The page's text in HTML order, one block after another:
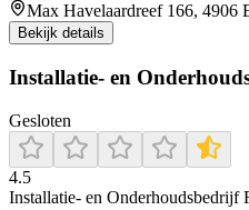
Max Havelaardreef 166, 4906
Bekijk details
Installatie- en
Gesloten
4.5
Installatie‑ en